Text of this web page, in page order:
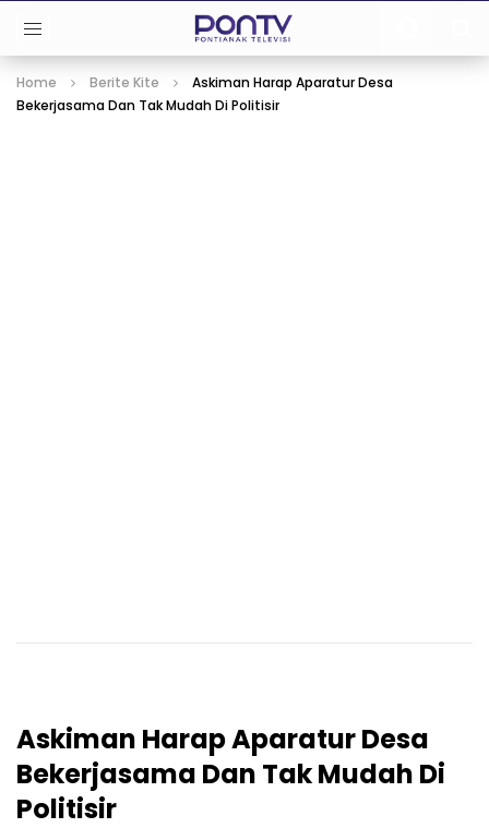
Home Berite Kite
Askiman Harap Aparatur Desa
Bekerjasama Dan Tak Mudah Di Politisir
Askiman Harap Aparatur Desa
Bekerjasama Dan Tak Mudah Di
Politisir